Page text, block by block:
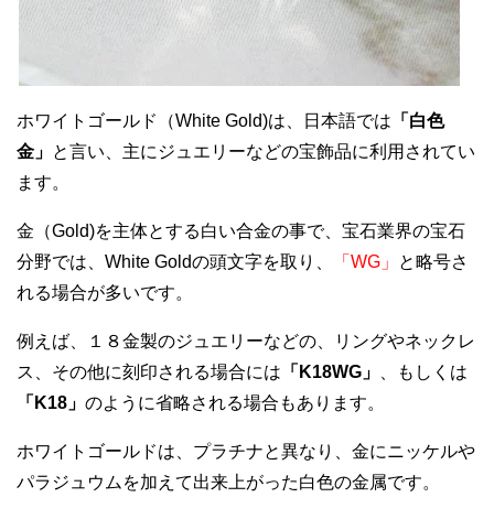
ホワイトゴールド（White Gold)は、日本語では 「白色
金」 と言い、主にジュエリーなどの宝飾品に利用されてい
ます。
金（Gold)を主体とする白い合金の事で、宝石業界の宝石
分野では、White Goldの頭文字を取り、
「WG」
と略号さ
れる場合が多いです。
例えば、１８金製のジュエリーなどの、リングやネックレ
ス、その他に刻印される場合には 「K18WG」
、もしくは
「K18」 のように省略される場合もあります。
ホワイトゴールドは、プラチナと異なり、金にニッケルや
パラジュウムを加えて出来上がった白色の金属です。